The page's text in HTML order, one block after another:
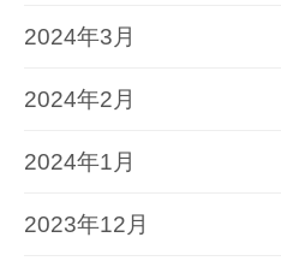
2024年3月
2024年2月
2024年1月
2023年12月